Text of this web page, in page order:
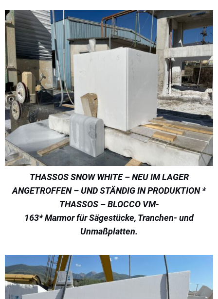
THASSOS SNOW WHITE – NEU IM LAGER
ANGETROFFEN – UND STÄNDIG IN PRODUKTION *
THASSOS – BLOCCO VM-
163* Marmor für Sägestücke, Tranchen- und
Unmaßplatten.